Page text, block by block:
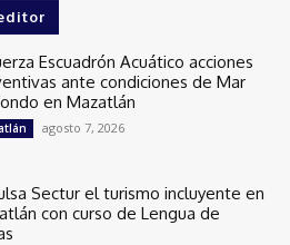
Escuadrón Acuático acciones
ante condiciones de Mar
en Mazatlán
agosto 7, 2026
Sectur el turismo incluyente en
con curso de Lengua de